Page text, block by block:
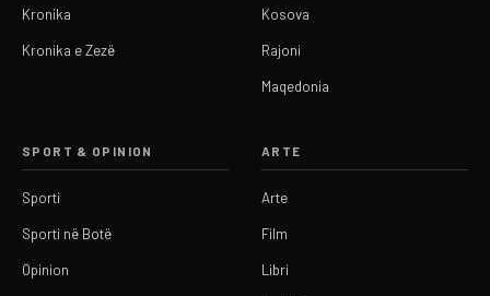
Kronika
Kronika e Zezë
Kosova
Rajoni
Maqedonia
SPORT & OPINION
Sporti
Sporti në Botë
Opinion
ARTE
Arte
Film
Libri